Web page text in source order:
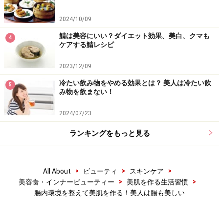
と生きて腸に届くものをチョイスする必要があるので
す。
乳製品業界各社が研究を続けている、『生きた乳酸菌』
ですが、成分や呼び名もそれぞれなので、『生きた乳酸
菌』という文言がパッケージに記載されているものを、
選ぶ際の基準にしましょう！
・その2：『植物性乳酸菌』を含む発酵食品
おなじみキムチなら手軽に植物性乳酸菌チャージ！
善玉菌の増殖をサポートしてくれる、発酵食品。いま流
2024/10/09
4
鯖は美容にいい？ダイエット効果、美白、クマも
ケアする鯖レシピ
2023/12/09
5
冷たい飲み物をやめる効果とは？ 美人は冷たい飲
み物を飲まない！
2024/07/23
ランキングをもっと見る
All About > ビューティ > スキンケア
>
美容食・インナービューティー
> 美肌を作る生活習慣
>
腸内環境を整えて美肌を作る！美人は腸も美しい